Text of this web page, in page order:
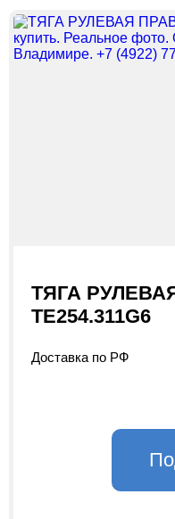
ТЯГА
TE254.311G6
Доставка по РФ